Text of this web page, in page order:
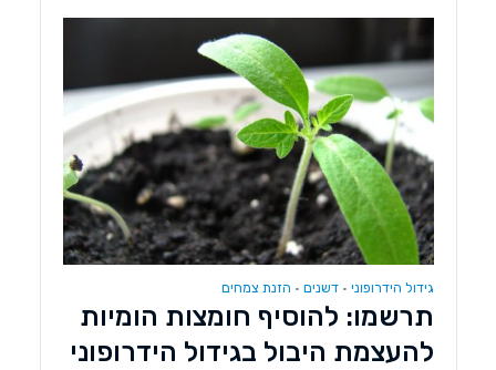
גידול הידרופוני • דשנים • הזנת צמחים
תרשמו: להוסיף חומצות הומיות
להעצמת היבול בגידול הידרופוני